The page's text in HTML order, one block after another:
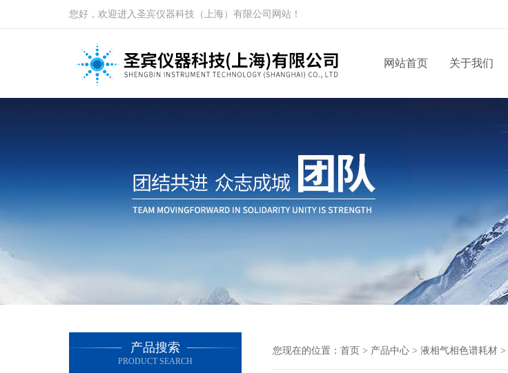
您好，欢迎进入圣宾仪器科技（上海）有限公司网站！
网站首页 关于我们
产品搜索
PRODUCT SEARCH
您现在的位置： 首页 > 产品中心 > 液相气相色谱耗材 >